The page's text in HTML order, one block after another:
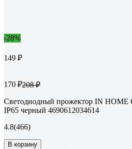
-28%
149 ₽
170 ₽208 ₽
Светодиодный прожектор IN
IP65 черный 4690612034614
4.8(466)
В корзину